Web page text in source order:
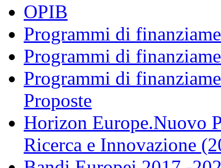
OPIB
Programmi di
Programmi di
Programmi di
Proposte
Horizon Europe.Nuovo
Ricerca e Innovazione